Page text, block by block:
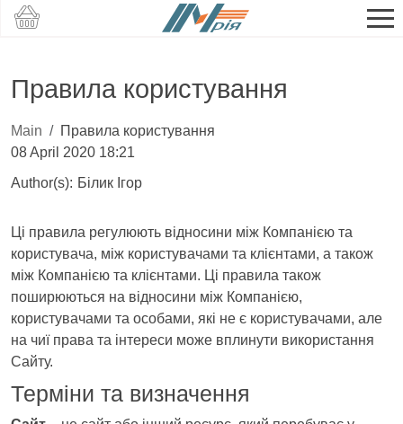
Правила користування
Main
Правила користування
08 April 2020 18:21
Author(s): Білик Ігор
Ці правила регулюють відносини між Компанією та
користувача, між користувачами та клієнтами, а також
між Компанією та клієнтами. Ці правила також
поширюються на відносини між Компанією,
користувачами та особами, які не є користувачами, але
на чиї права та інтереси може вплинути використання
Сайту.
Терміни та визначення